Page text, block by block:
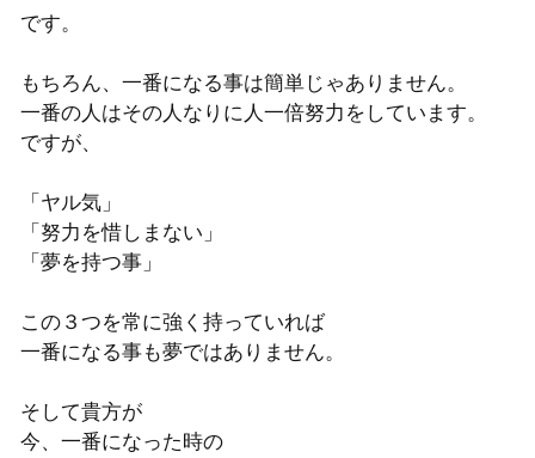
です。
もちろん、一番になる事は簡単じゃありません。
一番の人はその人なりに人一倍努力をしています。
ですが、
「ヤル気」
「努力を惜しまない」
「夢を持つ事」
この３つを常に強く持っていれば
一番になる事も夢ではありません。
そして貴方が
今、一番になった時の